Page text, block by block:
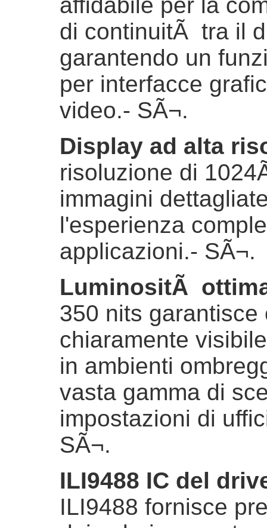
affidabile per la
di continuitÃ tra il
garantendo un
per interfacce
video.- SÃ¬.
Display ad alta
risoluzione di
immagini
l'esperienza
applicazioni.- SÃ¬.
LuminositÃ
350 nits
chiaramente
in ambienti
vasta gamma di
impostazioni di
SÃ¬.
ILI9488 IC del
ILI9488 fornisce